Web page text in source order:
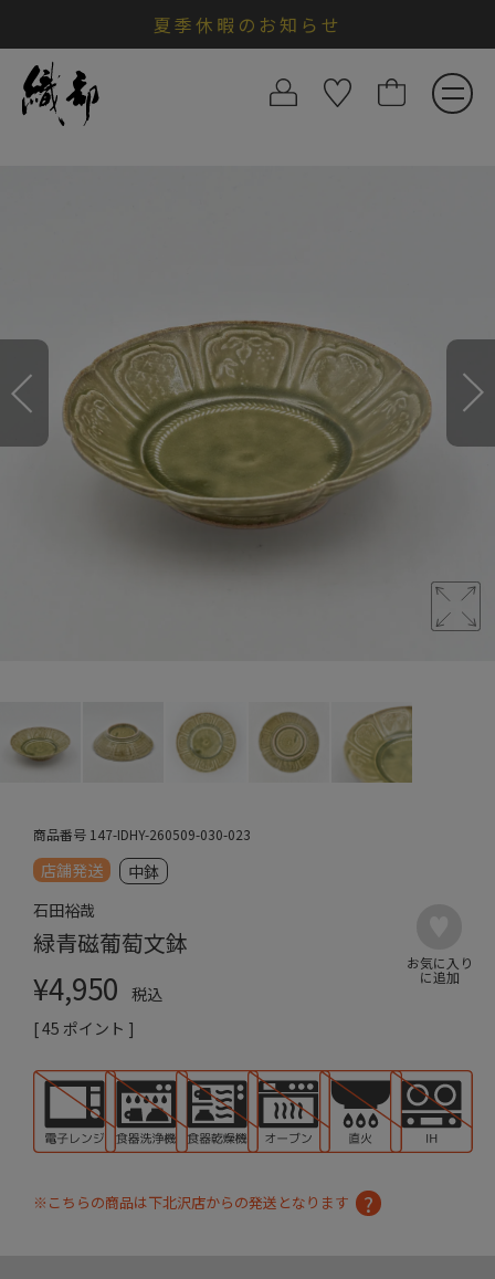
夏季休暇のお知らせ
商品番号 147-IDHY-260509-030-023
店舗発送
中鉢
石田裕哉
緑青磁葡萄文鉢
¥4,950
税込
[45 ポイント ]
※こちらの商品は下北沢店からの発送となります